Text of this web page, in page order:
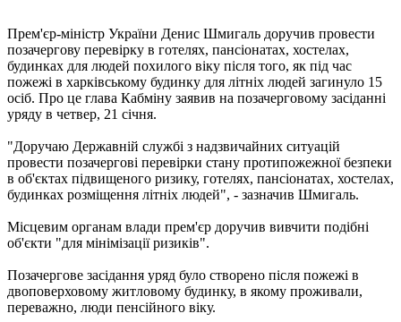
Прем'єр-міністр України Денис Шмигаль доручив провести
позачергову перевірку в готелях, пансіонатах, хостелах,
будинках для людей похилого віку після того, як під час
пожежі в харківському будинку для літніх людей загинуло 15
осіб. Про це глава Кабміну заявив на позачерговому засіданні
уряду в четвер, 21 січня.
"Доручаю Державній службі з надзвичайних ситуацій
провести позачергові перевірки стану протипожежної безпеки
в об'єктах підвищеного ризику, готелях, пансіонатах, хостелах,
будинках розміщення літніх людей", - зазначив Шмигаль.
Місцевим органам влади прем'єр доручив вивчити подібні
об'єкти "для мінімізації ризиків".
Позачергове засідання уряд було створено після пожежі в
двоповерховому житловому будинку, в якому проживали,
переважно, люди пенсійного віку.